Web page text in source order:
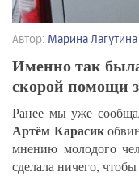
Автор: Марина Лагутина
Именно так
скорой помощи
Ранее мы уже
Артём Карасик
мнению молодого
сделала ничего,